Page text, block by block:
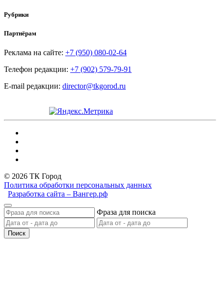
Рубрики
Партнёрам
Реклама на сайте: +7 (950) 080-02-64
Телефон редакции: +7 (902) 579-79-91
E-mail редакции: director@tkgorod.ru
© 2026 ТК Город
Политика обработки персональных данных
Разработка сайта – Вангер.рф
Фраза для поиска
Поиск